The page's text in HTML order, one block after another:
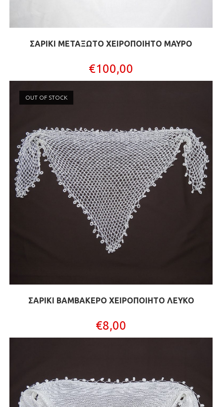
ΣΑΡΙΚΙ ΜΕΤΑΞΩΤΟ XΕΙΡΟΠΟΙΗΤΟ ΜΑΥΡΟ
€100,00
OUT OF STOCK
ΣΑΡΙΚΙ ΒΑΜΒΑΚΕΡΟ XΕΙΡΟΠΟΙΗΤΟ ΛΕΥΚΟ
€8,00